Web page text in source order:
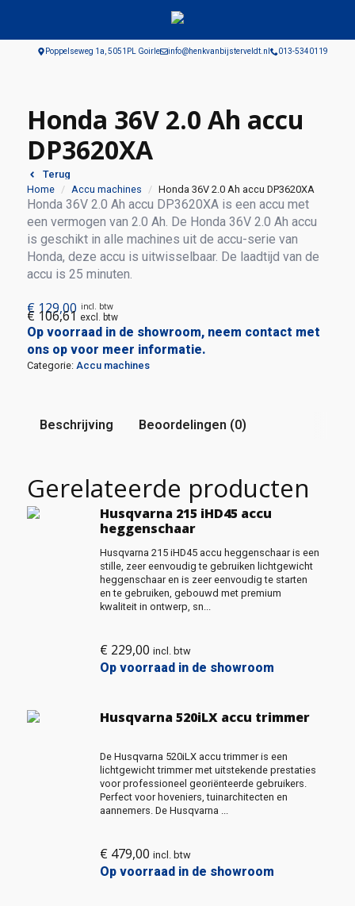
Poppelseweg 1a, 5051PL Goirle info@henkvanbijsterveldt.nl 013-5340119
Honda 36V 2.0 Ah accu
DP3620XA
Terug
Home
Accu machines Honda 36V 2.0 Ah accu DP3620XA
Honda 36V 2.0 Ah accu DP3620XA is een accu met
een vermogen van 2.0 Ah. De Honda 36V 2.0 Ah accu
is geschikt in alle machines uit de accu-serie van
Honda, deze accu is uitwisselbaar. De laadtijd van de
accu is 25 minuten.
€129,00 incl. btw
€ 106,61 excl. btw
Op voorraad in de showroom, neem contact met
ons op voor meer informatie.
Categorie: Accu machines
Beschrijving Beoordelingen (0)
Gerelateerde producten
Husqvarna 215 iHD45 accu
heggenschaar
Husqvarna 215 iHD45 accu heggenschaar is een
stille, zeer eenvoudig te gebruiken lichtgewicht
heggenschaar en is zeer eenvoudig te starten
en te gebruiken, gebouwd met premium
kwaliteit in ontwerp, sn...
€ 229,00 incl. btw
Op voorraad in de showroom
Husqvarna 520iLX accu trimmer
De Husqvarna 520iLX accu trimmer is een
lichtgewicht trimmer met uitstekende prestaties
voor professioneel georiënteerde gebruikers.
Perfect voor hoveniers, tuinarchitecten en
aannemers. De Husqvarna ...
€ 479,00 incl. btw
Op voorraad in de showroom